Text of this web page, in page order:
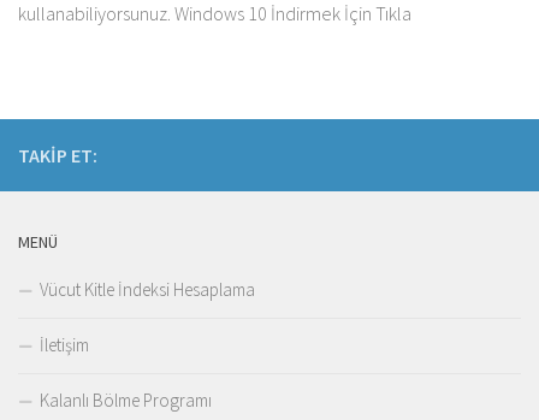
kullanabiliyorsunuz. Windows 10 İndirmek İçin Tıkla
TAKIP ET:
MENÜ
Vücut Kitle İndeksi Hesaplama
İletişim
Kalanlı Bölme Programı